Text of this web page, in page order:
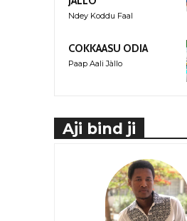
Ndey Koddu Faal
COKKAASU ODIA
Paap Aali Jàllo
Aji bind ji